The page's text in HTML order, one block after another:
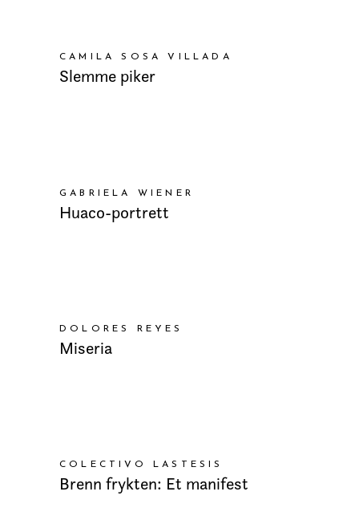
CAMILA SOSA VILLADA
Slemme piker
GABRIELA WIENER
Huaco-portrett
DOLORES REYES
Miseria
COLECTIVO LASTESIS
Brenn frykten: Et manifest